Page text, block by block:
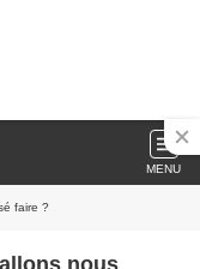
MENU
faire ?
nous